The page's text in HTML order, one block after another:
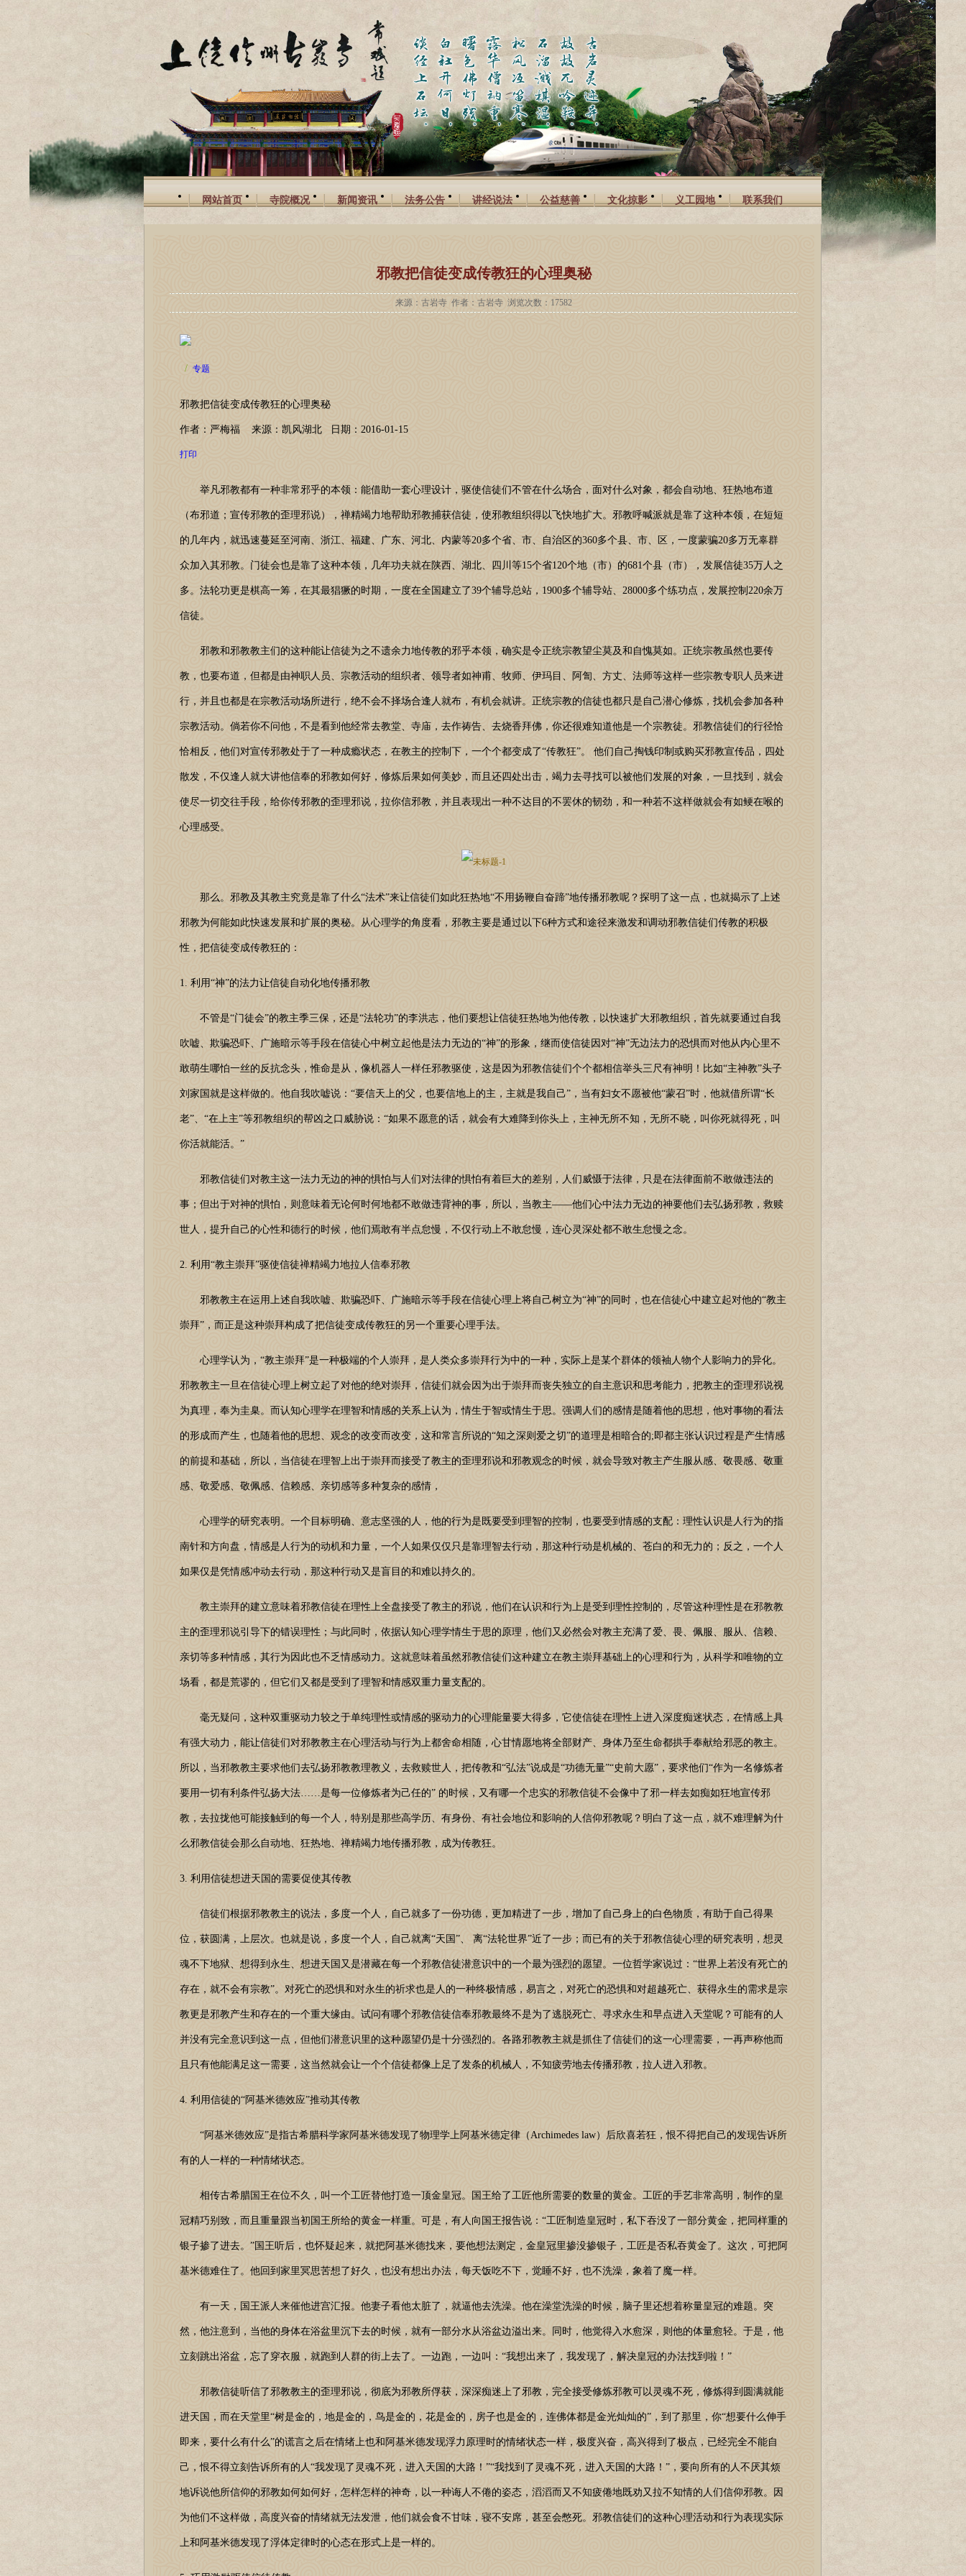
网站首页 寺院概况 新闻资讯 法务公告 讲经说法 公益慈善 文化掠影 义工园地 联系我们
邪教把信徒变成传教狂的心理奥秘
来源：古岩寺 作者：古岩寺 浏览次数：17582
/ 专题
邪教把信徒变成传教狂的心理奥秘
作者：严梅福 来源：凯风湖北 日期：2016-01-15
打印
举凡邪教都有一种非常邪乎的本领：能借助一套心理设计，驱使信徒们不管在什么场合，面对什么对象，都会自动地、狂热地布道
（布邪道；宣传邪教的歪理邪说），禅精竭力地帮助邪教捕获信徒，使邪教组织得以飞快地扩大。邪教呼喊派就是靠了这种本领，在短短
的几年内，就迅速蔓延至河南、浙江、福建、广东、河北、内蒙等20多个省、市、自治区的360多个县、市、区，一度蒙骗20多万无辜群
众加入其邪教。门徒会也是靠了这种本领，几年功夫就在陕西、湖北、四川等15个省120个地（市）的681个县（市），发展信徒35万人之
多。法轮功更是棋高一筹，在其最猖獗的时期，一度在全国建立了39个辅导总站，1900多个辅导站、28000多个练功点，发展控制220余万
信徒。
邪教和邪教教主们的这种能让信徒为之不遗余力地传教的邪乎本领，确实是令正统宗教望尘莫及和自愧莫如。正统宗教虽然也要传
教，也要布道，但都是由神职人员、宗教活动的组织者、领导者如神甫、牧师、伊玛目、阿訇、方丈、法师等这样一些宗教专职人员来进
行，并且也都是在宗教活动场所进行，绝不会不择场合逢人就布，有机会就讲。正统宗教的信徒也都只是自己潜心修炼，找机会参加各种
宗教活动。倘若你不问他，不是看到他经常去教堂、寺庙，去作祷告、去烧香拜佛，你还很难知道他是一个宗教徒。邪教信徒们的行径恰
恰相反，他们对宣传邪教处于了一种成瘾状态，在教主的控制下，一个个都变成了“传教狂”。 他们自己掏钱印制或购买邪教宣传品，四处
散发，不仅逢人就大讲他信奉的邪教如何好，修炼后果如何美妙，而且还四处出击，竭力去寻找可以被他们发展的对象，一旦找到，就会
使尽一切交往手段，给你传邪教的歪理邪说，拉你信邪教，并且表现出一种不达目的不罢休的韧劲，和一种若不这样做就会有如鲠在喉的
心理感受。
那么。邪教及其教主究竟是靠了什么“法术”来让信徒们如此狂热地“不用扬鞭自奋蹄”地传播邪教呢？探明了这一点，也就揭示了上述
邪教为何能如此快速发展和扩展的奥秘。从心理学的角度看，邪教主要是通过以下6种方式和途径来激发和调动邪教信徒们传教的积极
性，把信徒变成传教狂的：
1. 利用“神”的法力让信徒自动化地传播邪教
不管是“门徒会”的教主季三保，还是“法轮功”的李洪志，他们要想让信徒狂热地为他传教，以快速扩大邪教组织，首先就要通过自我
吹嘘、欺骗恐吓、广施暗示等手段在信徒心中树立起他是法力无边的“神”的形象，继而使信徒因对“神”无边法力的恐惧而对他从内心里不
敢萌生哪怕一丝的反抗念头，惟命是从，像机器人一样任邪教驱使，这是因为邪教信徒们个个都相信举头三尺有神明！比如“主神教”头子
刘家国就是这样做的。他自我吹嘘说：“要信天上的父，也要信地上的主，主就是我自己”，当有妇女不愿被他“蒙召”时，他就借所谓“长
老”、“在上主”等邪教组织的帮凶之口威胁说：“如果不愿意的话，就会有大难降到你头上，主神无所不知，无所不晓，叫你死就得死，叫
你活就能活。”
邪教信徒们对教主这一法力无边的神的惧怕与人们对法律的惧怕有着巨大的差别，人们威慑于法律，只是在法律面前不敢做违法的
事；但出于对神的惧怕，则意味着无论何时何地都不敢做违背神的事，所以，当教主——他们心中法力无边的神要他们去弘扬邪教，救赎
世人，提升自己的心性和德行的时候，他们焉敢有半点怠慢，不仅行动上不敢怠慢，连心灵深处都不敢生怠慢之念。
2. 利用“教主崇拜”驱使信徒禅精竭力地拉人信奉邪教
邪教教主在运用上述自我吹嘘、欺骗恐吓、广施暗示等手段在信徒心理上将自己树立为“神”的同时，也在信徒心中建立起对他的“教主
崇拜”，而正是这种崇拜构成了把信徒变成传教狂的另一个重要心理手法。
心理学认为，“教主崇拜”是一种极端的个人崇拜，是人类众多崇拜行为中的一种，实际上是某个群体的领袖人物个人影响力的异化。
邪教教主一旦在信徒心理上树立起了对他的绝对崇拜，信徒们就会因为出于崇拜而丧失独立的自主意识和思考能力，把教主的歪理邪说视
为真理，奉为圭臬。而认知心理学在理智和情感的关系上认为，情生于智或情生于思。强调人们的感情是随着他的思想，他对事物的看法
的形成而产生，也随着他的思想、观念的改变而改变，这和常言所说的“知之深则爱之切”的道理是相暗合的;即都主张认识过程是产生情感
的前提和基础，所以，当信徒在理智上出于崇拜而接受了教主的歪理邪说和邪教观念的时候，就会导致对教主产生服从感、敬畏感、敬重
感、敬爱感、敬佩感、信赖感、亲切感等多种复杂的感情，
心理学的研究表明。一个目标明确、意志坚强的人，他的行为是既要受到理智的控制，也要受到情感的支配：理性认识是人行为的指
南针和方向盘，情感是人行为的动机和力量，一个人如果仅仅只是靠理智去行动，那这种行动是机械的、苍白的和无力的；反之，一个人
如果仅是凭情感冲动去行动，那这种行动又是盲目的和难以持久的。
教主崇拜的建立意味着邪教信徒在理性上全盘接受了教主的邪说，他们在认识和行为上是受到理性控制的，尽管这种理性是在邪教教
主的歪理邪说引导下的错误理性；与此同时，依据认知心理学情生于思的原理，他们又必然会对教主充满了爱、畏、佩服、服从、信赖、
亲切等多种情感，其行为因此也不乏情感动力。这就意味着虽然邪教信徒们这种建立在教主崇拜基础上的心理和行为，从科学和唯物的立
场看，都是荒谬的，但它们又都是受到了理智和情感双重力量支配的。
毫无疑问，这种双重驱动力较之于单纯理性或情感的驱动力的心理能量要大得多，它使信徒在理性上进入深度痴迷状态，在情感上具
有强大动力，能让信徒们对邪教教主在心理活动与行为上都舍命相随，心甘情愿地将全部财产、身体乃至生命都拱手奉献给邪恶的教主。
所以，当邪教教主要求他们去弘扬邪教教理教义，去救赎世人，把传教和“弘法”说成是“功德无量”“史前大愿”，要求他们“作为一名修炼者
要用一切有利条件弘扬大法……是每一位修炼者为己任的” 的时候，又有哪一个忠实的邪教信徒不会像中了邪一样去如痴如狂地宣传邪
教，去拉拢他可能接触到的每一个人，特别是那些高学历、有身份、有社会地位和影响的人信仰邪教呢？明白了这一点，就不难理解为什
么邪教信徒会那么自动地、狂热地、禅精竭力地传播邪教，成为传教狂。
3. 利用信徒想进天国的需要促使其传教
信徒们根据邪教教主的说法，多度一个人，自己就多了一份功德，更加精进了一步，增加了自己身上的白色物质，有助于自己得果
位，获圆满，上层次。也就是说，多度一个人，自己就离“天国”、 离“法轮世界”近了一步；而已有的关于邪教信徒心理的研究表明，想灵
魂不下地狱、想得到永生、想进天国又是潜藏在每一个邪教信徒潜意识中的一个最为强烈的愿望。一位哲学家说过：“世界上若没有死亡的
存在，就不会有宗教”。对死亡的恐惧和对永生的祈求也是人的一种终极情感，易言之，对死亡的恐惧和对超越死亡、获得永生的需求是宗
教更是邪教产生和存在的一个重大缘由。试问有哪个邪教信徒信奉邪教最终不是为了逃脱死亡、寻求永生和早点进入天堂呢？可能有的人
并没有完全意识到这一点，但他们潜意识里的这种愿望仍是十分强烈的。各路邪教教主就是抓住了信徒们的这一心理需要，一再声称他而
且只有他能满足这一需要，这当然就会让一个个信徒都像上足了发条的机械人，不知疲劳地去传播邪教，拉人进入邪教。
4. 利用信徒的“阿基米德效应”推动其传教
“阿基米德效应”是指古希腊科学家阿基米德发现了物理学上阿基米德定律（Archimedes law）后欣喜若狂，恨不得把自己的发现告诉所
有的人一样的一种情绪状态。
相传古希腊国王在位不久，叫一个工匠替他打造一顶金皇冠。国王给了工匠他所需要的数量的黄金。工匠的手艺非常高明，制作的皇
冠精巧别致，而且重量跟当初国王所给的黄金一样重。可是，有人向国王报告说：“工匠制造皇冠时，私下吞没了一部分黄金，把同样重的
银子掺了进去。”国王听后，也怀疑起来，就把阿基米德找来，要他想法测定，金皇冠里掺没掺银子，工匠是否私吞黄金了。这次，可把阿
基米德难住了。他回到家里冥思苦想了好久，也没有想出办法，每天饭吃不下，觉睡不好，也不洗澡，象着了魔一样。
有一天，国王派人来催他进宫汇报。他妻子看他太脏了，就逼他去洗澡。他在澡堂洗澡的时候，脑子里还想着称量皇冠的难题。突
然，他注意到，当他的身体在浴盆里沉下去的时候，就有一部分水从浴盆边溢出来。同时，他觉得入水愈深，则他的体量愈轻。于是，他
立刻跳出浴盆，忘了穿衣服，就跑到人群的街上去了。一边跑，一边叫：“我想出来了，我发现了，解决皇冠的办法找到啦！”
邪教信徒听信了邪教教主的歪理邪说，彻底为邪教所俘获，深深痴迷上了邪教，完全接受修炼邪教可以灵魂不死，修炼得到圆满就能
进天国，而在天堂里“树是金的，地是金的，鸟是金的，花是金的，房子也是金的，连佛体都是金光灿灿的”，到了那里，你“想要什么伸手
即来，要什么有什么”的谎言之后在情绪上也和阿基米德发现浮力原理时的情绪状态一样，极度兴奋，高兴得到了极点，已经完全不能自
己，恨不得立刻告诉所有的人“我发现了灵魂不死，进入天国的大路！”“我找到了灵魂不死，进入天国的大路！”，要向所有的人不厌其烦
地诉说他所信仰的邪教如何如何好，怎样怎样的神奇，以一种诲人不倦的姿态，滔滔而又不知疲倦地既劝又拉不知情的人们信仰邪教。因
为他们不这样做，高度兴奋的情绪就无法发泄，他们就会食不甘味，寝不安席，甚至会憋死。邪教信徒们的这种心理活动和行为表现实际
上和阿基米德发现了浮体定律时的心态在形式上是一样的。